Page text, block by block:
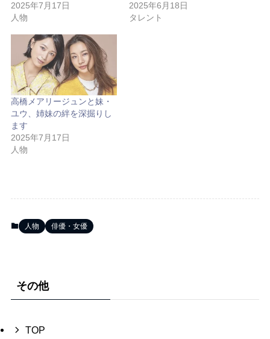
2025年7月17日
人物
2025年6月18日
タレント
高橋メアリージュンと妹・
ユウ、姉妹の絆を深掘りし
ます
2025年7月17日
人物
人物 俳優・女優
その他
TOP